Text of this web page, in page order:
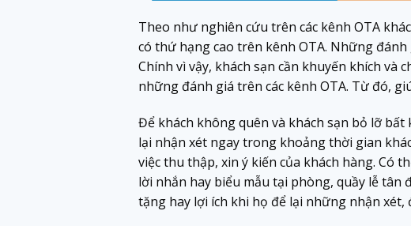
Theo như nghiên cứu trên các kênh OTA
có thứ hạng cao trên kênh OTA. Những
Chính vì vậy, khách sạn cần khuyến khích
những đánh giá trên các kênh OTA. Từ đó,
Để khách không quên và khách sạn bỏ lỡ
lại nhận xét ngay trong khoảng thời gian
việc thu thập, xin ý kiến của khách hàng. Có
lời nhắn hay biểu mẫu tại phòng, quầy lễ tân
tặng hay lợi ích khi họ để lại những nhận xét,